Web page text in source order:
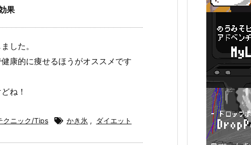
果
した。
健康的に痩せるほうがオススメです
ね！
クニック/Tips かき氷 , ダイエット